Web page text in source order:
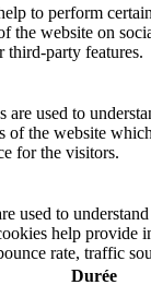
to perform
the website on
third-party features.
are used to
of the website
for the visitors.
used to
help provide
rate, traffic
Durée